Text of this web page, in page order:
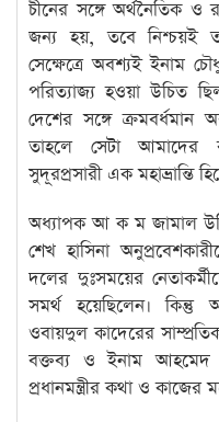
চীনের সঙ্গে অর্থনৈতিক
জন্য হয়, তবে নিশ্চয়ই
সেক্ষেত্রে অবশ্যই ইনাম
পরিত্যাজ্য হওয়া উচিত
দেশের সঙ্গে ক্রমবর্ধমান
তাহলে সেটা আমাদের
সুদূরপ্রসারী এক মহাভ্রান্তি
অধ্যাপক আ ক ম জামাল
শেখ হাসিনা
দলের দুঃসময়ের
সমর্থ হয়েছিলেন। কিন্তু
ওবায়দুল কাদেরের
বক্তব্য ও ইনাম আহমেদ
প্রধানমন্ত্রীর কথা ও কাজের